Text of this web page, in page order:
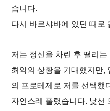
습니다.
다시 바르샤바에 있던 때로
저는 정신을 차린 후 떨리
최악의 상황을 기대했지만,
의 프로테제로 저를 선택했
자연스레 풀렸습니다. 낯선